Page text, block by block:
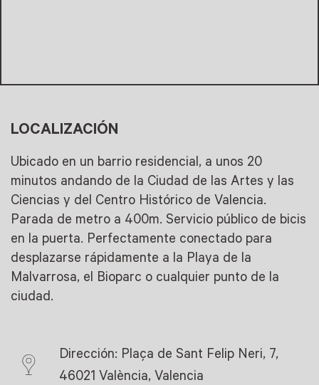
LOCALIZACIÓN
Ubicado en un barrio residencial, a unos 20
minutos andando de la Ciudad de las Artes y las
Ciencias y del Centro Histórico de Valencia.
Parada de metro a 400m. Servicio público de bicis
en la puerta. Perfectamente conectado para
desplazarse rápidamente a la Playa de la
Malvarrosa, el Bioparc o cualquier punto de la
ciudad.
Dirección: Plaça de Sant Felip Neri, 7,
46021 València, Valencia